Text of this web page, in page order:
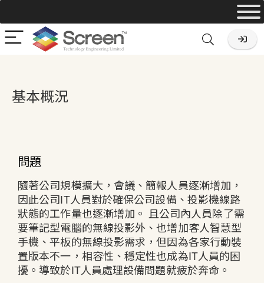
基本概況
問題
隨著公司規模擴大，會議、簡報人員逐漸增加，
因此公司IT人員對於確保公司設備、投影機線路
狀態的工作量也逐漸增加。 且公司內人員除了需
要筆記型電腦的無線投影外、也增加客人智慧型
手機、平板的無線投影需求，但因為各家行動裝
置版本不一，相容性、穩定性也成為IT人員的困
擾。導致於IT人員處理設備問題就疲於奔命。